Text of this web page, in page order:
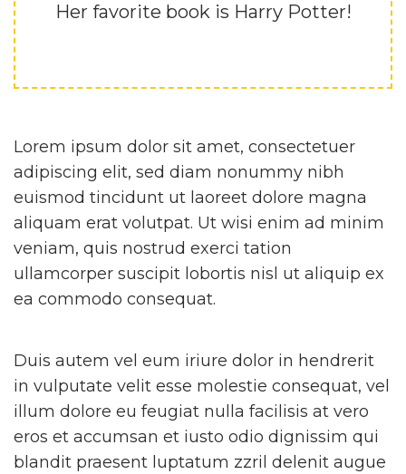
Her favorite book is Harry Potter!
Lorem ipsum dolor sit amet, consectetuer
adipiscing elit, sed diam nonummy nibh
euismod tincidunt ut laoreet dolore magna
aliquam erat volutpat. Ut wisi enim ad minim
veniam, quis nostrud exerci tation
ullamcorper suscipit lobortis nisl ut aliquip ex
ea commodo consequat.
Duis autem vel eum iriure dolor in hendrerit
in vulputate velit esse molestie consequat, vel
illum dolore eu feugiat nulla facilisis at vero
eros et accumsan et iusto odio dignissim qui
blandit praesent luptatum zzril delenit augue